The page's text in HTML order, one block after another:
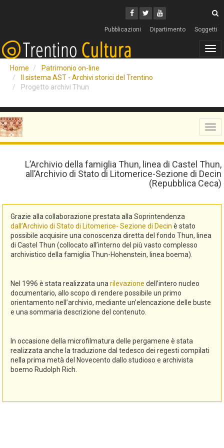
Facebook
Twitter
Youtube
Pubblicazioni Dipartimento Soggetti
Home
Patrimonio on-line
Il sistema AST - Archivi storici del Trentino
Progetto archivi Thun
L’Archivio della famiglia Thun, linea di Castel Thun,
all’Archivio di Stato di Litomerice-Sezione di Decin
(Repubblica Ceca)
Grazie alla collaborazione prestata alla Soprintendenza
dall’Archivio di Stato di Litomerice- Sezione di Decin è stato
possibile acquisire una conoscenza diretta del fondo Thun, linea
di Castel Thun (collocato all’interno del più vasto complesso
archivistico della famiglia Thun-Hohenstein, linea boema).
Nel 1996 è stata realizzata una rilevazione dell’intero nucleo
documentario, allo scopo di rendere possibile un primo
orientamento nell’archivio, mediante un’elencazione delle buste
e una sommaria descrizione del contenuto.
In occasione della microfilmatura delle pergamene è stata
realizzata anche la traduzione dal tedesco dei regesti compilati
nella prima metà del Novecento dallo studioso e archivista
boemo Rudolph Rich.